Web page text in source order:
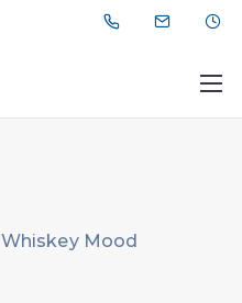
Whiskey Mood